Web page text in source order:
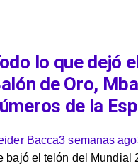
lo que dejó
de Oro,
de la
Bacca3 semanas ago
bajó el telón del Mundial